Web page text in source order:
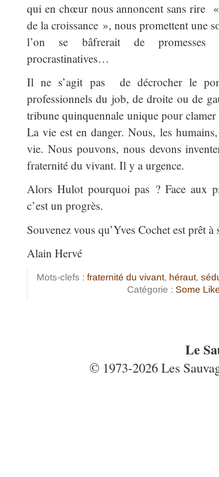
qui en chœur nous annoncent sans rire
de la croissance », nous promettent une
l’on se bâfrerait de promesses
procrastinatives…
Il ne s’agit pas de décrocher le
professionnels du job, de droite ou de
tribune quinquennale unique pour clamer
La vie est en danger. Nous, les
vie. Nous pouvons, nous devons
fraternité du vivant. Il y a urgence.
Alors Hulot pourquoi pas ? Face aux
c’est un progrès.
Souvenez vous qu’Yves Cochet est prêt à
Alain Hervé
Mots-clefs : fraternité du vivant, héraut,
Catégorie : Some
Le
© 1973-2026 Les